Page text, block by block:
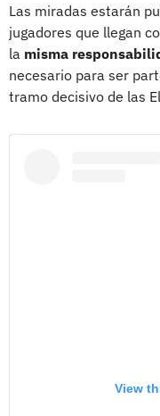
Las miradas estarán
jugadores que llegan
la misma
necesario para ser
tramo decisivo de las
View